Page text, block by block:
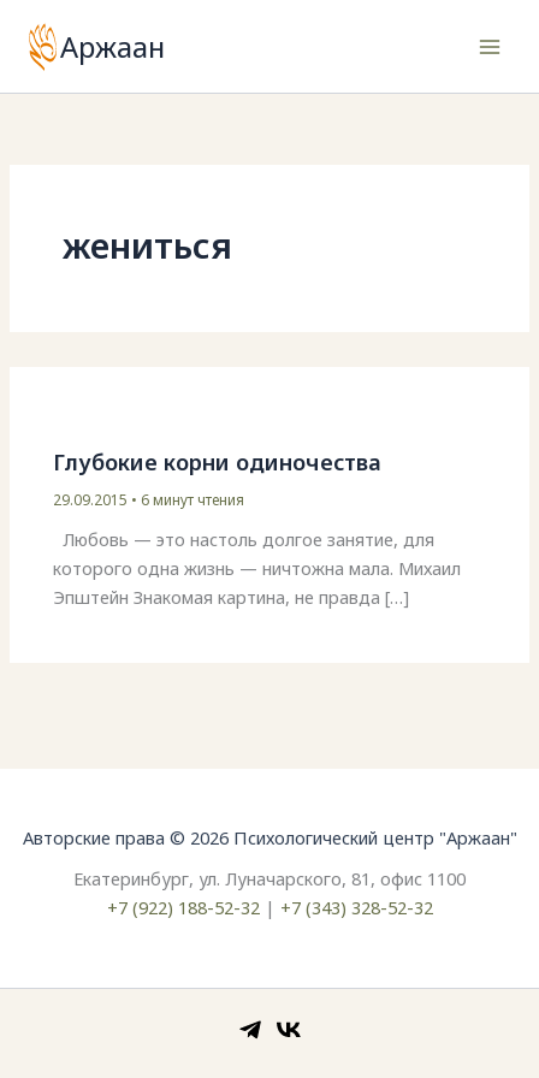
содержимому
Аржаан
жениться
Глубокие корни одиночества
29.09.2015 • 6 минут чтения
Любовь — это настоль долгое занятие, для
которого одна жизнь — ничтожна мала. Михаил
Эпштейн Знакомая картина, не правда […]
Авторские права © 2026 Психологический центр "Аржаан"
Екатеринбург, ул. Луначарского, 81, офис 1100
+7 (922) 188-52-32 | +7 (343) 328-52-32